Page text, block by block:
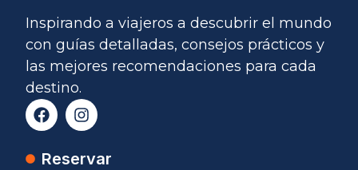
Inspirando a viajeros a descubrir el mundo
con guías detalladas, consejos prácticos y
las mejores recomendaciones para cada
destino.
Reservar